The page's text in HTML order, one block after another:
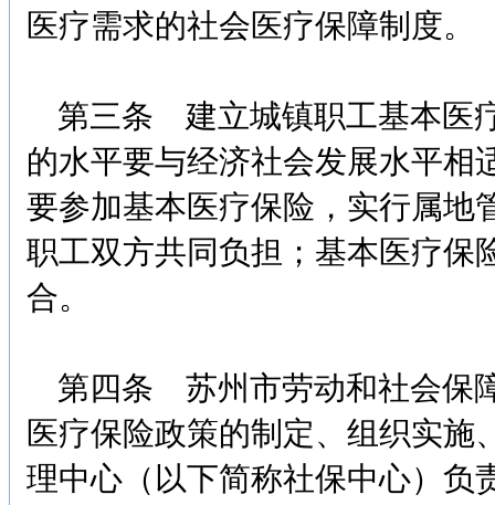
医疗需求的社会医疗保障制度。
第三条 建立城镇职工基本医
的水平要与经济社会发展水平相
要参加基本医疗保险，实行属地
职工双方共同负担；基本医疗保
合。
第四条 苏州市劳动和社会保
医疗保险政策的制定、组织实施
理中心（以下简称社保中心）负